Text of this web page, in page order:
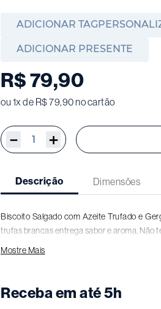
ADICIONAR
ADICIONAR PRESENTE
R$79,90
ou 1x de R$79,90no cartão
＋
－
Descrição Dimensões
Biscoito Salgado com Azeite Trufado e
trufas brancas entrega sabor e aroma. Não
Mostre Mais
Receba em até 5h